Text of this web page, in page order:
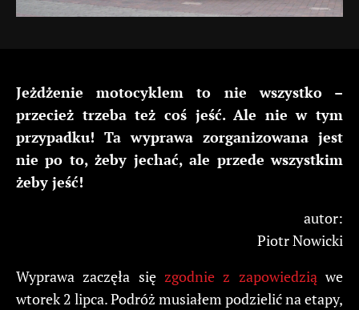
Jeżdżenie motocyklem to nie wszystko –
przecież trzeba też coś jeść. Ale nie w tym
przypadku! Ta wyprawa zorganizowana jest
nie po to, żeby jechać, ale przede wszystkim
żeby jeść!
autor:
Piotr Nowicki
Wyprawa zaczęła się zgodnie z zapowiedzią we
wtorek 2 lipca. Podróż musiałem podzielić na etapy,